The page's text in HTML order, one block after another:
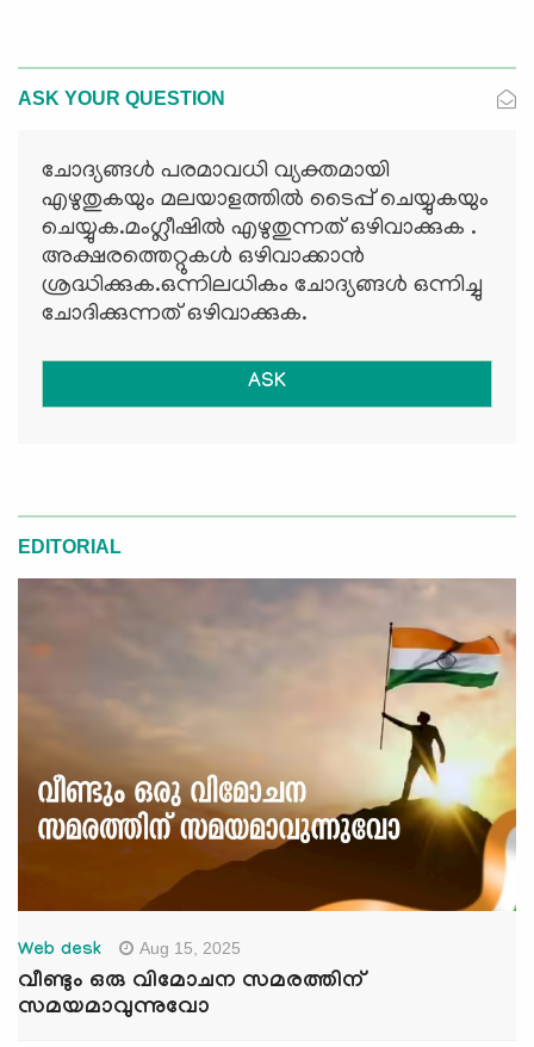
ASK YOUR QUESTION
ചോദ്യങ്ങള്‍ പരമാവധി വ്യക്തമായി
എഴുതുകയും മലയാളത്തില്‍ ടൈപ്പ് ചെയ്യുകയും
ചെയ്യുക.മംഗ്ലീഷില്‍ എഴുതുന്നത് ഒഴിവാക്കുക .
അക്ഷരത്തെറ്റുകള്‍ ഒഴിവാക്കാന്‍
ശ്രദ്ധിക്കുക.ഒന്നിലധികം ചോദ്യങ്ങള്‍ ഒന്നിച്ചു
ചോദിക്കുന്നത് ഒഴിവാക്കുക.
ASK
EDITORIAL
Web desk Aug 15, 2025
വീണ്ടും ഒരു വിമോചന സമരത്തിന്
സമയമാവുന്നുവോ